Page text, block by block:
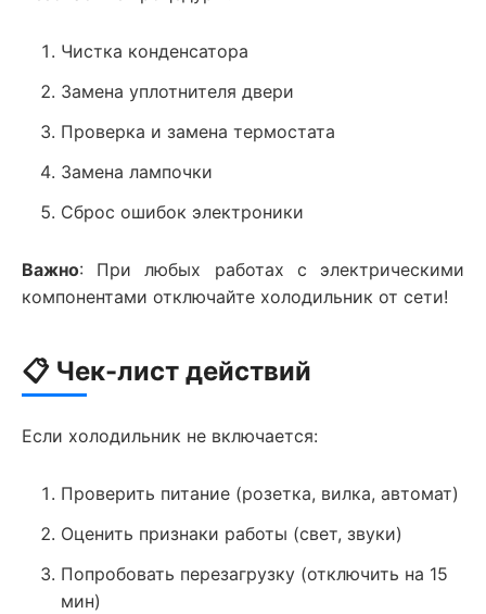
Чистка конденсатора
Замена уплотнителя двери
Проверка и замена термостата
Замена лампочки
Сброс ошибок электроники
Важно: При любых работах с электрическими
компонентами отключайте холодильник от сети!
📋 Чек-лист действий
Если холодильник не включается:
Проверить питание (розетка, вилка, автомат)
Оценить признаки работы (свет, звуки)
Попробовать перезагрузку (отключить на 15
мин)